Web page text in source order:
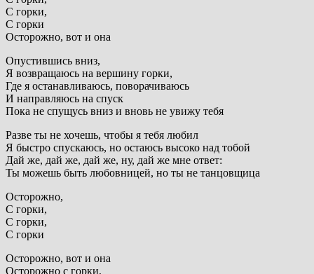
С горки,
С горки
Осторожно, вот и она
Опустившись вниз,
Я возвращаюсь на вершину горки,
Где я останавливаюсь, поворачиваюсь
И направляюсь на спуск
Пока не спущусь вниз и вновь не увижу тебя
Разве ты не хочешь, чтобы я тебя любил
Я быстро спускаюсь, но остаюсь высоко над тобой
Дай же, дай же, дай же, ну, дай же мне ответ:
Ты можешь быть любовницей, но ты не танцовщица
Осторожно,
С горки,
С горки,
С горки
Осторожно, вот и она
Осторожно с горки,